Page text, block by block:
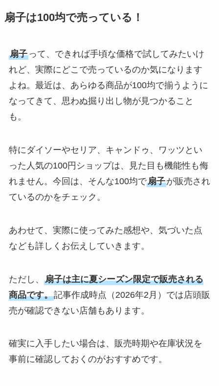
【100均】ダイソー/
方とおすすめも紹
介！
【100均】ダイソー/
セリア等でスパイス
ドの違いもわかりや
【100均】ダイソー/
すめ通販も紹介！
ープ用LEDライトは
買える？人気アイテ
ムと選び方のコツを
【100均】ダイソー/
セリア等でカトラリ
扇子は100均で売っている！
扇子って、できれば手頃な価格で試してみたいけ
れど、実際にどこで売っているのか気になります
よね。最近は、あらゆる商品が100均で揃うように
なってきて、思わぬ掘り出し物が見つかること
も。
特にダイソーやセリア、キャンドゥ、ワッツとい
った人気の100円ショップは、見た目も機能性も侮
れません。今回は、そんな100均で扇子が販売され
ているのかをチェック。
あわせて、実際に使ってみた感想や、気づいた点
なども詳しくお伝えしていきます。
ただし、 扇子は主に夏シーズン限定で販売される
商品です。記事作成時点（2026年2月）では店頭販
売が確認できない店舗もあります。
確実に入手したい場合は、販売時期や在庫状況を
事前に確認しておくのがおすすめです。